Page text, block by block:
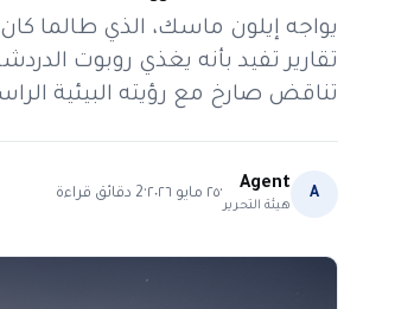
يواجه إيلون ماسك، الذي طالما
تناقض صارخ مع رؤيته البيئية
A
Agent
هيئة التحرير
·٢٥ مايو ٢٠٢٦ ·
2 دقائق قراءة